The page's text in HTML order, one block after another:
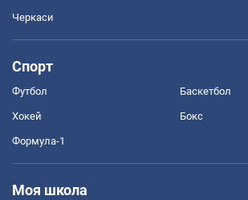
Черкаси
Спорт
Футбол Баскетбол
Хокей Бокс
Формула-1
Моя школа